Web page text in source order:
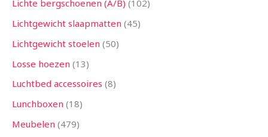
Lichte bergschoenen (A/B) 102
Lichtgewicht slaapmatten 45
Lichtgewicht stoelen 50
Losse hoezen 13
Luchtbed accessoires 8
Lunchboxen 18
Meubelen 479